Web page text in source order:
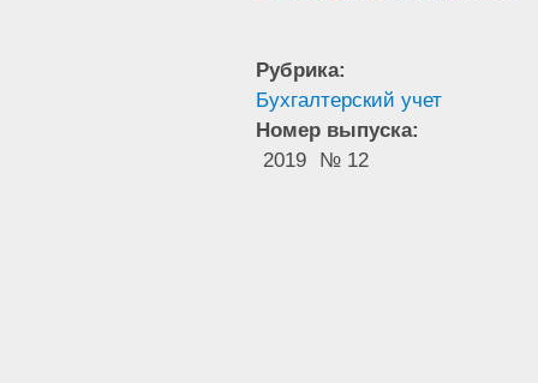
Рубрика:
Бухгалтерский учет
Номер выпуска:
2019 № 12